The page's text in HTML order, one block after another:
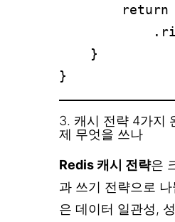
return
    }
3. 캐시 전략 4가지
제 무엇을 쓰나
Redis 캐시 전략은
과 쓰기 전략으로
은 데이터 일관성,